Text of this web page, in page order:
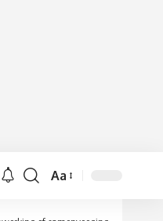
Lettergrootte
Aa